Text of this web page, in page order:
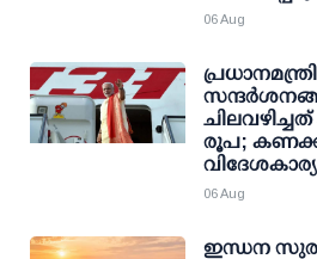
06 Aug
രൂപ;
06 Aug
ഇന്ധന